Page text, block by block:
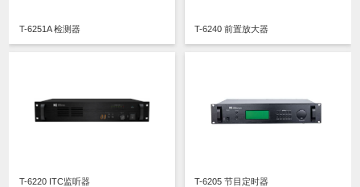
T-6251A 检测器 T-6240 前置放大器
T-6220 ITC监听器 T-6205 节目定时器